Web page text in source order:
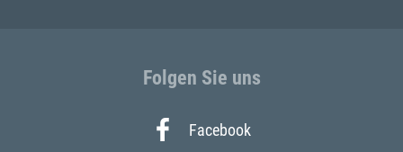
Folgen Sie uns
Facebook